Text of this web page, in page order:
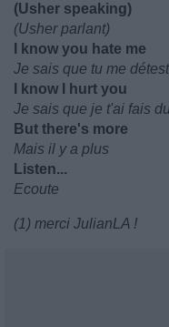
(Usher speaking)
(Usher parlant)
I know you hate me
Je sais que tu me
I know I hurt you
Je sais que je t'ai fais
But there's more
Mais il y a plus
Listen...
Ecoute
(1) merci JulianLA !